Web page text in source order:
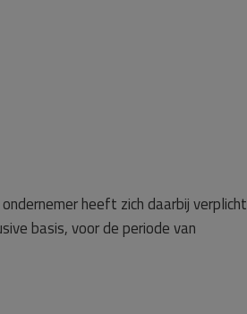
heeft zich daarbij verplicht
basis, voor de periode van